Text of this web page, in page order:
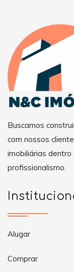
Buscamos
com nossos
imobiliárias
profissionalismo.
Alugar
Comprar